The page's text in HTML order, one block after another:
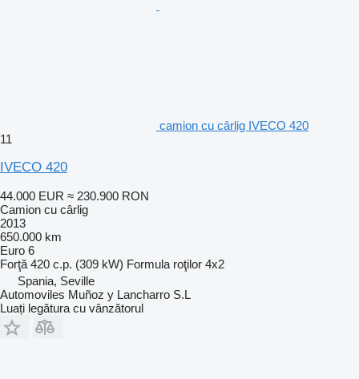
camion cu cârlig IVECO 420
11
IVECO 420
44.000 EUR ≈ 230.900 RON
Camion cu cârlig
2013
650.000 km
Euro 6
Forţă 420 c.p. (309 kW) Formula roţilor 4x2
Spania, Seville
Automoviles Muñoz y Lancharro S.L
Luați legătura cu vânzătorul